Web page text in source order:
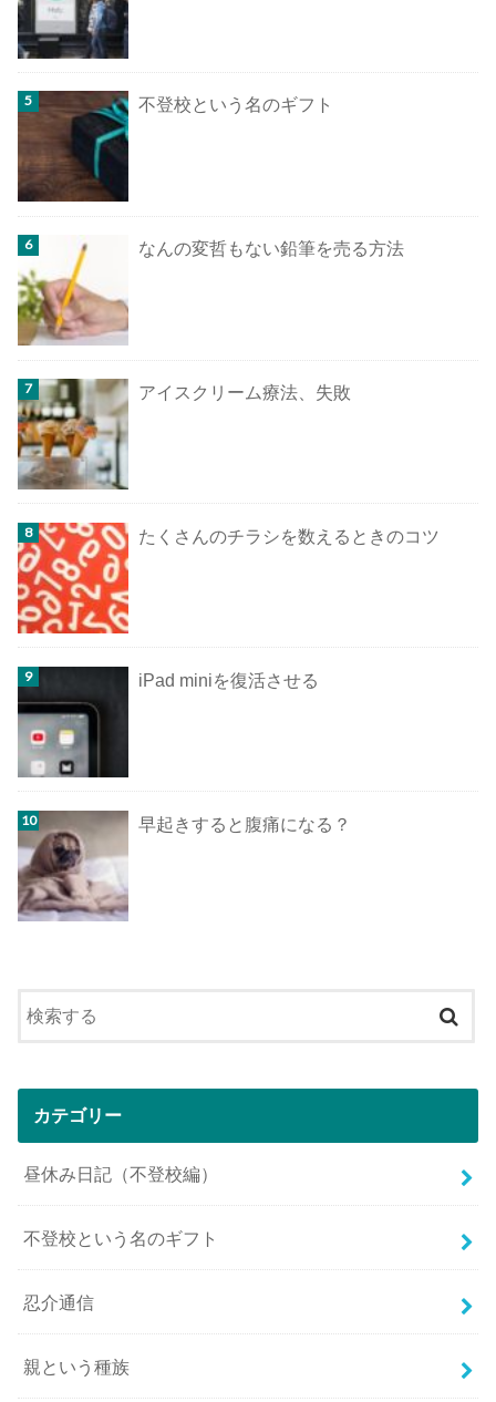
不登校という名のギフト
なんの変哲もない鉛筆を売る方法
アイスクリーム療法、失敗
たくさんのチラシを数えるときのコツ
iPad miniを復活させる
早起きすると腹痛になる？
カテゴリー
昼休み日記（不登校編）
不登校という名のギフト
忍介通信
親という種族